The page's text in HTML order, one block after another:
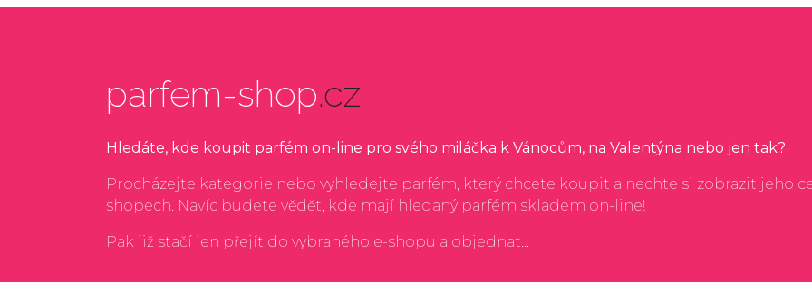
parfem-shop.cz
Hledáte, kde koupit parfém on-line pro svého miláčka k Vánocům, na Valentýna nebo jen tak?
Procházejte kategorie nebo vyhledejte parfém, který chcete koupit a nechte si zobrazit jeho
shopech. Navíc budete vědět, kde mají hledaný parfém skladem on-line!
Pak již stačí jen přejít do vybraného e-shopu a objednat...